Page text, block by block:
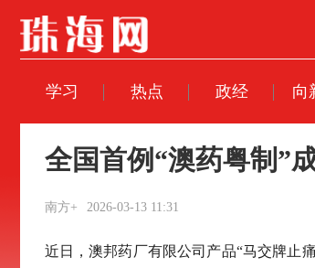
学习 热点 政经 向
全国首例“澳药粤制”
南方+ 2026-03-13 11:31
近日，澳邦药厂有限公司产品“马交牌止